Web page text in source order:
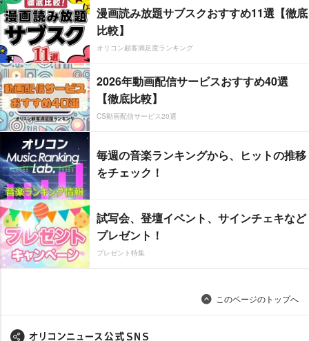
漫画読み放題サブスクおすすめ11選【徹底
比較】
オリコン顧客満足度ランキング
2026年動画配信サービスおすすめ40選
【徹底比較】
CS動画配信サービス20選
毎週の音楽ランキングから、ヒットの推移
をチェック！
試写会、登壇イベント、サインチェキなど
プレゼント！
プレゼント特集
このページのトップへ